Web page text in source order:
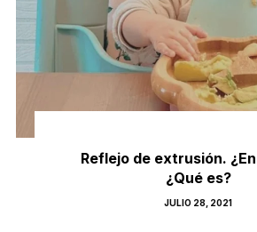
Reflejo de extrusión.
¿Qué es?
POSTED
JULIO 28, 2021